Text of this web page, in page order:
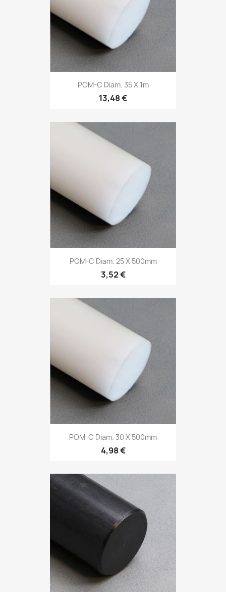
POM-C Diam. 35 X 1m
13,48 €
POM-C Diam. 25 X 500mm
3,52 €
POM-C Diam. 30 X 500mm
4,98 €